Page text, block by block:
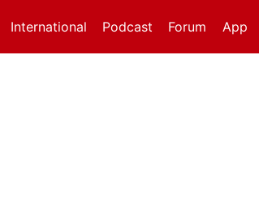
International App
Forum
Podcast